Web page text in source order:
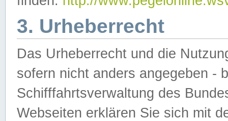
3. Urheberrecht
Das Urheberrecht und die
sofern nicht anders angegeben -
Schifffahrtsverwaltung des
Webseiten erklären Sie sich mit